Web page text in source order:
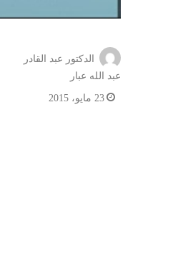
الدكتور عبد القادر
عبد الله عبار
23 مايو، 2015